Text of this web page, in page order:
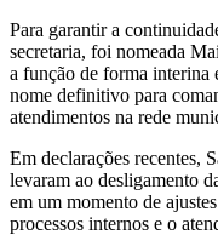
Para garantir a
secretaria, foi nomeada
a função de forma interina
nome definitivo para
atendimentos na rede
Em declarações recentes,
levaram ao desligamento
em um momento de
processos internos e o